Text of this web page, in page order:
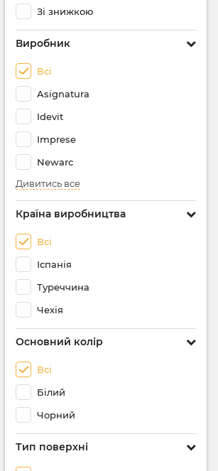
Зі знижкою
Виробник
Всі
Asignatura
Idevit
Imprese
Newarc
Дивитись все
Країна виробництва
Всі
Іспанія
Туреччина
Чехія
Основний колір
Всі
Білий
Чорний
Тип поверхні